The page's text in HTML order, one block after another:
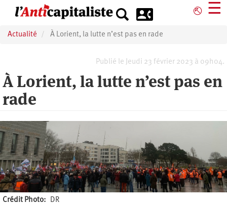
principal
⎋ ☰
Actualité À Lorient, la lutte n’est pas en rade
Publié le Jeudi 23 février 2023 à 09h04.
À Lorient, la lutte n’est pas en
rade
Crédit Photo DR